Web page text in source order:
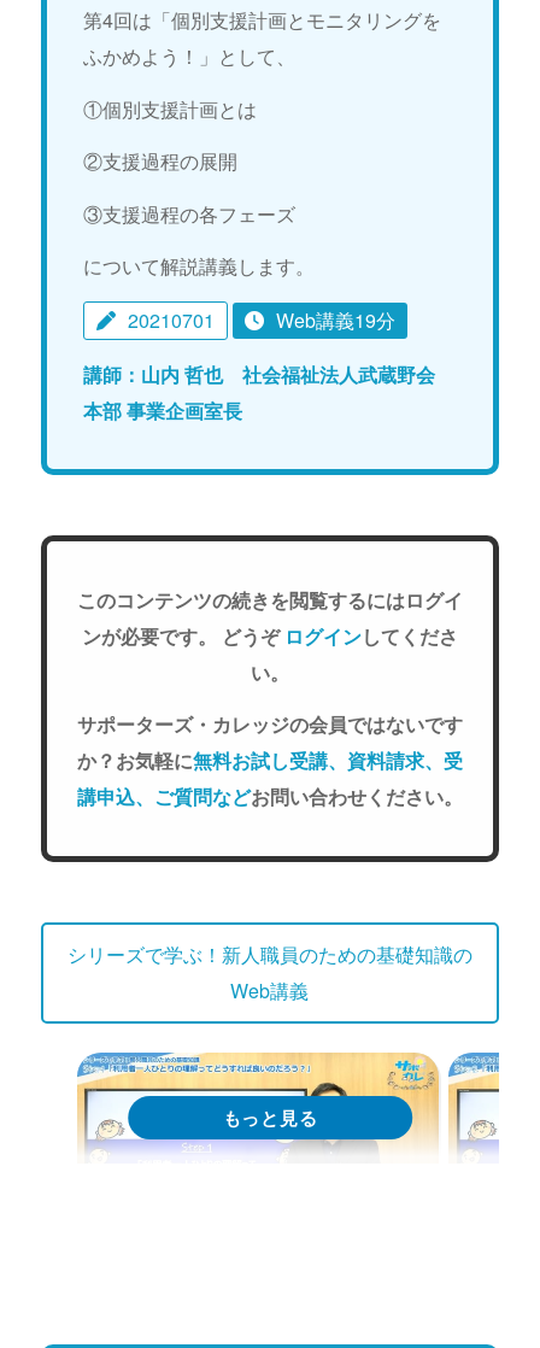
第4回は「個別支援計画とモニタリングを
ふかめよう！」として、
①個別支援計画とは
②支援過程の展開
③支援過程の各フェーズ
について解説講義します。
20210701
Web講義19分
講師：山内 哲也 社会福祉法人武蔵野会
本部 事業企画室長
このコンテンツの続きを閲覧するにはログイ
ンが必要です。 どうぞ ログインしてくださ
い。
サポーターズ・カレッジの会員ではないです
か？お気軽に無料お試し受講、資料請求、受
講申込、ご質問などお問い合わせください。
シリーズで学ぶ！新人職員のための基礎知識の
Web講義